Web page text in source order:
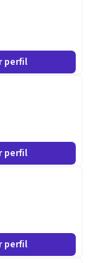
historia,
para
perfil
perfil
perfil